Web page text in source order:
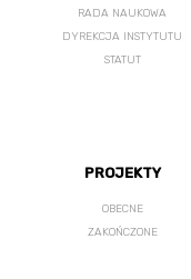
RADA NAUKOWA
DYREKCJA INSTYTUTU
STATUT
PROJEKTY
OBECNE
ZAKOŃCZONE